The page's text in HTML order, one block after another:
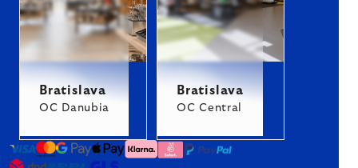
Bratislava
OC Danubia
Bratislava
OC Central